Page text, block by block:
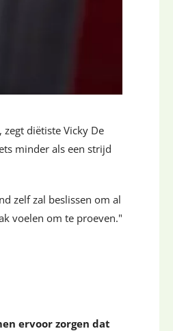
diëtiste Vicky De
minder als een strijd
zelf zal beslissen om al
voelen om te proeven."
ervoor zorgen dat